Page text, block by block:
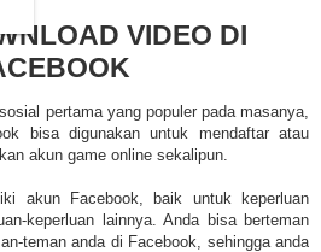
VIDEO DI
pertama yang populer pada masanya,
bisa digunakan untuk mendaftar atau
akun game online sekalipun.
akun Facebook, baik untuk keperluan
keperluan lainnya. Anda bisa berteman
teman anda di Facebook, sehingga anda